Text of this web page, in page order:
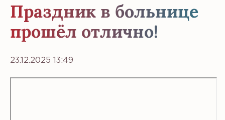
Праздник в больнице
прошёл отлично!
23.12.2025 13:49